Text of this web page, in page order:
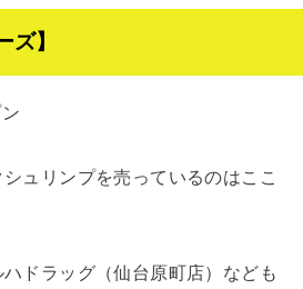
ズ】
ュリンプを売っているのはここ
ドラッグ（仙台原町店）なども